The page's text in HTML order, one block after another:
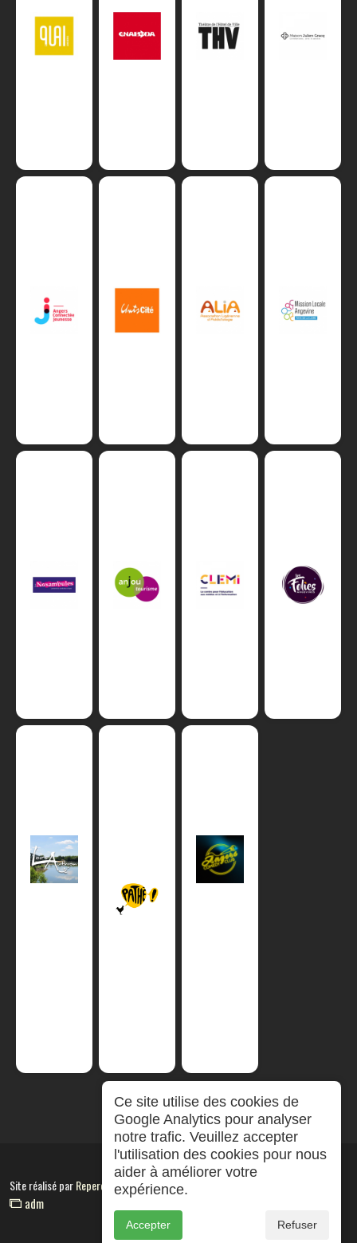
Site réalisé parRepereCom
adm
Ce site utilise des cookies de
Google Analytics pour analyser
notre trafic. Veuillez accepter
l'utilisation des cookies pour nous
aider à améliorer votre
expérience.
Accepter Refuser